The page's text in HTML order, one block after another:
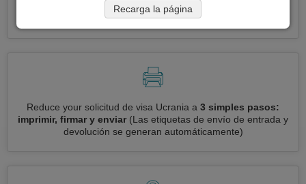
Solicite varias visas a la vezautomáticamente, sin necesidad
de ingresar información repetitiva
Reduce your solicitud de visa Ucrania a 3 simples pasos:
imprimir, firmar y enviar (Las etiquetas de envío de entrada y
devolución se generan automáticamente)
Recarga la página